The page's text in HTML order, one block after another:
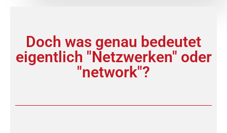
Doch was genau bedeutet
eigentlich "Netzwerken" oder
"network"?